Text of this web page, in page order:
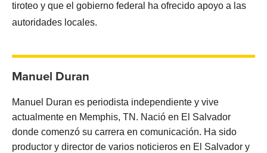
tiroteo y que el gobierno federal ha ofrecido apoyo a las
autoridades locales.
Manuel Duran
Manuel Duran es periodista independiente y vive
actualmente en Memphis, TN. Nació en El Salvador
donde comenzó su carrera en comunicación. Ha sido
productor y director de varios noticieros en El Salvador y